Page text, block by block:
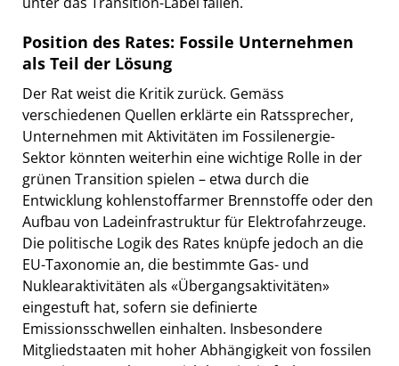
Position des Rates: Fossile Unternehmen
als Teil der Lösung
Der Rat weist die Kritik zurück. Gemäss
verschiedenen Quellen erklärte ein Ratssprecher,
Unternehmen mit Aktivitäten im Fossilenergie-
Sektor könnten weiterhin eine wichtige Rolle in der
grünen Transition spielen – etwa durch die
Entwicklung kohlenstoffarmer Brennstoffe oder den
Aufbau von Ladeinfrastruktur für Elektrofahrzeuge.
Die politische Logik des Rates knüpfe jedoch an die
EU-Taxonomie an, die bestimmte Gas- und
Nuklearaktivitäten als «Übergangsaktivitäten»
eingestuft hat, sofern sie definierte
Emissionsschwellen einhalten. Insbesondere
Mitgliedstaaten mit hoher Abhängigkeit von fossilen